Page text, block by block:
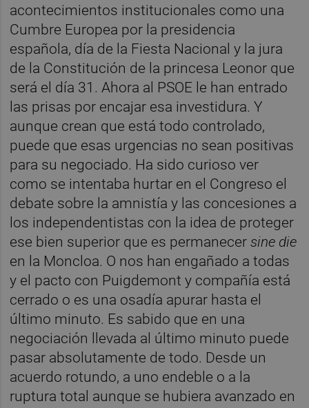
acontecimientos institucionales como una
Cumbre Europea por la presidencia
española, día de la Fiesta Nacional y la jura
de la Constitución de la princesa Leonor que
será el día 31. Ahora al PSOE le han entrado
las prisas por encajar esa investidura. Y
aunque crean que está todo controlado,
puede que esas urgencias no sean positivas
para su negociado. Ha sido curioso ver
como se intentaba hurtar en el Congreso el
debate sobre la amnistía y las concesiones a
los independentistas con la idea de proteger
ese bien superior que es permanecersine die
en la Moncloa. O nos han engañado a todas
y el pacto con Puigdemont y compañía está
cerrado o es una osadía apurar hasta el
último minuto. Es sabido que en una
negociación llevada al último minuto puede
pasar absolutamente de todo. Desde un
acuerdo rotundo, a uno endeble o a la
ruptura total aunque se hubiera avanzado en